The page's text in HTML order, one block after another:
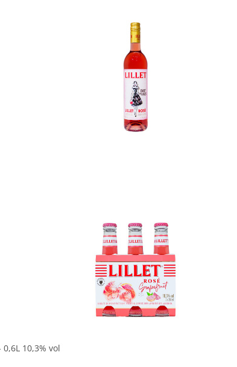
In den Korb
10,3% vol
In den Korb